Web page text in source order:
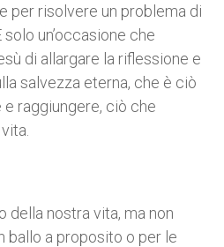
per risolvere un problema di
un’occasione che
di allargare la riflessione e
salvezza eterna, che è ciò
raggiungere, ciò che
della nostra vita, ma non
ballo a proposito o per le